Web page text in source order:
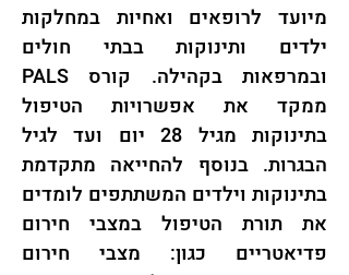
מיועד לרופאים ואחיות במחלקות
ילדים ותינוקות בבתי חולים
ובמרפאות בקהילה. קורס PALS
ממקד את אפשרויות הטיפול
בתינוקות מגיל 28 יום ועד לגיל
הבגרות. בנוסף להחייאה מתקדמת
בתינוקות וילדים המשתתפים לומדים
את תורת הטיפול במצבי חירום
פדיאטריים כגון: מצבי חירום